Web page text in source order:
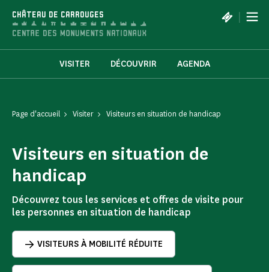
CHÂTEAU DE CARROUGES |
VISITER DÉCOUVRIR AGENDA
Page d'accueil Visiter Visiteurs en situation de handicap
Visiteurs en situation de
handicap
Découvrez tous les services et offres de visite pour
les personnes en situation de handicap
VISITEURS À MOBILITÉ RÉDUITE